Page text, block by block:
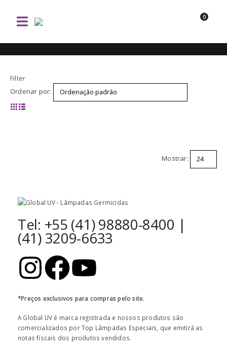
0
Filter
Ordenar por:
Mostrar:
Tel: +55 (41) 98880-8400 |
(41) 3209-6633
*Preços exclusivos para compras pelo site.
A Global UV é marca registrada e nossos produtos são
comercializados por Top Lâmpadas Especiais, que emitirá as
notas fiscais dos produtos vendidos.